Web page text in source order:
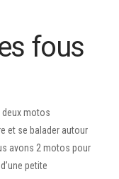
fous
deux motos
et se balader autour
avons 2 motos pour
petite